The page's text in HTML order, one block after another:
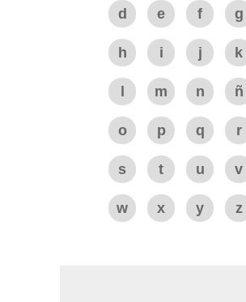
d e f g
h i j k
m n ñ
o p q r
s t u v
w x y z